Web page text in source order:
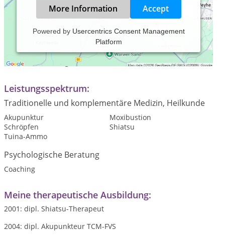
More Information Accept
Powered by Usercentrics Consent Management
Platform
nach Vereinbarung
Leistungsspektrum:
Traditionelle und komplementäre Medizin, Heilkunde
Akupunktur
Moxibustion
Schröpfen
Shiatsu
Tuina-Ammo
Psychologische Beratung
Coaching
Meine therapeutische Ausbildung:
2001: dipl. Shiatsu-Therapeut
2004: dipl. Akupunkteur TCM-FVS